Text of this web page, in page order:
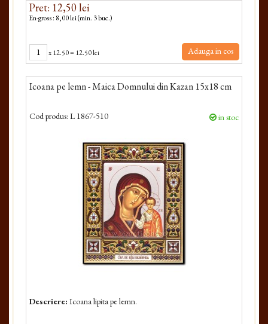
Pret: 12,50 lei
En-gross : 8,00 lei (min. 3 buc.)
x12.50= 12.50 lei Adauga in cos
Icoana pe lemn - Maica Domnului din Kazan 15x18 cm
Cod produs: L 1867-510 in stoc
Descriere: Icoana lipita pe lemn.